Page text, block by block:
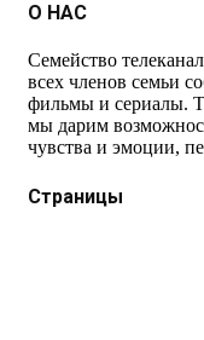
О НАС
Семейство
всех членов семьи
фильмы и сериалы.
мы дарим
чувства и эмоции,
Страницы